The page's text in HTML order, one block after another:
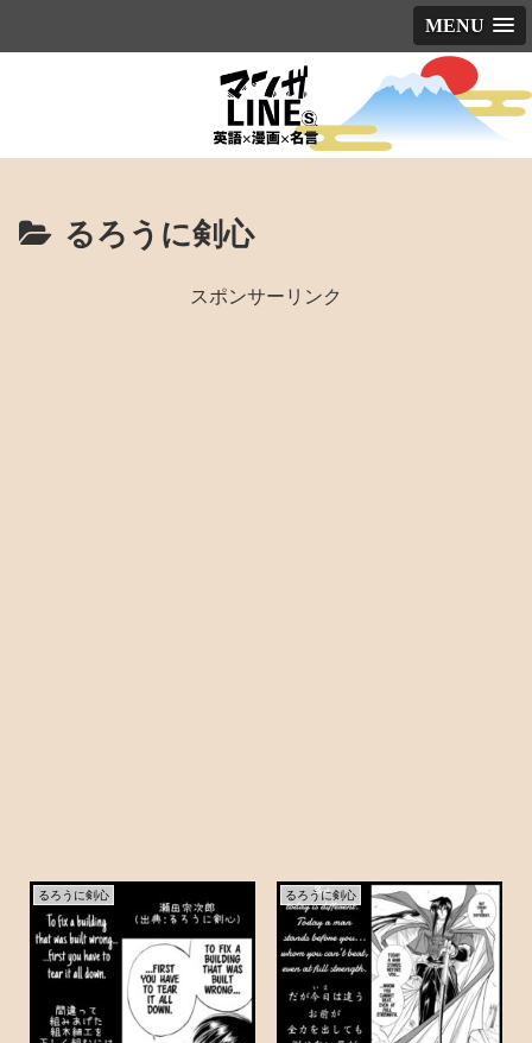
MENU
るろうに剣心
スポンサーリンク
るろうに剣心 るろうに剣心